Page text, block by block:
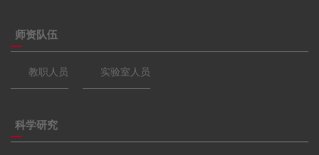
师资队伍
教职人员 实验室人员
科学研究